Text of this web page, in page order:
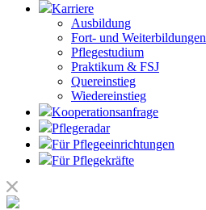
Karriere
Ausbildung
Fort- und Weiterbildungen
Pflegestudium
Praktikum & FSJ
Quereinstieg
Wiedereinstieg
Kooperationsanfrage
Pflegeradar
Für Pflegeeinrichtungen
Für Pflegekräfte